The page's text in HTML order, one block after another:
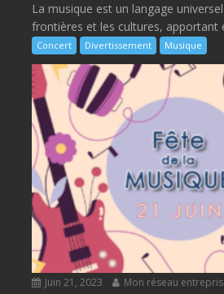
La musique est un langage
frontières et les cultures, apportant
Concert Divertissement Musique
Juin 21, 2023 Mon réseau